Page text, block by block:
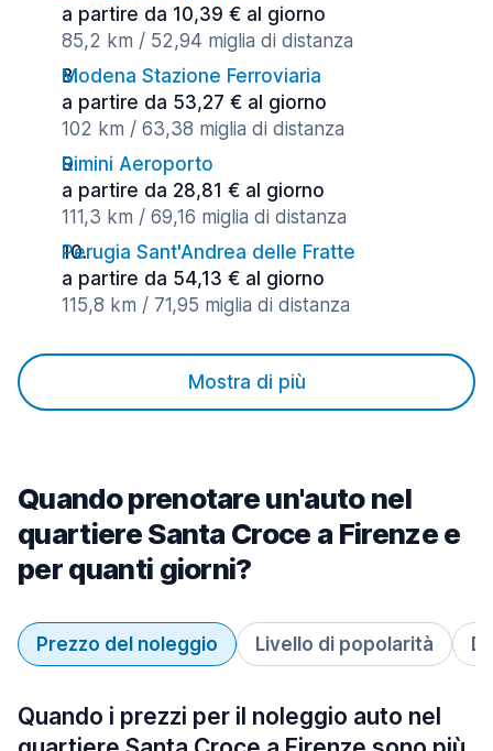
a partire da 10,39 € al giorno
85,2 km / 52,94 miglia di distanza
Modena Stazione Ferroviaria
a partire da 53,27 € al giorno
102 km / 63,38 miglia di distanza
Rimini Aeroporto
a partire da 28,81 € al giorno
111,3 km / 69,16 miglia di distanza
Perugia Sant'Andrea delle Fratte
a partire da 54,13 € al giorno
115,8 km / 71,95 miglia di distanza
Mostra di più
Quando prenotare un'auto nel
quartiere Santa Croce a Firenze e
per quanti giorni?
Prezzo del noleggio Livello di popolarità
Quando i prezzi per il noleggio auto nel